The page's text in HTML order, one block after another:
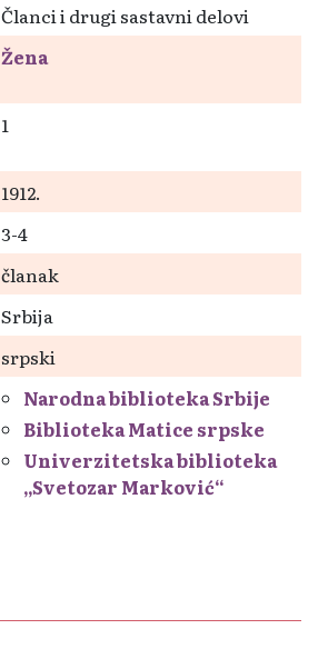
Članci i drugi sastavni delovi
Žena
1
1912.
3-4
članak
Srbija
srpski
Narodna biblioteka Srbije
Biblioteka Matice srpske
Univerzitetska biblioteka
„Svetozar Marković“